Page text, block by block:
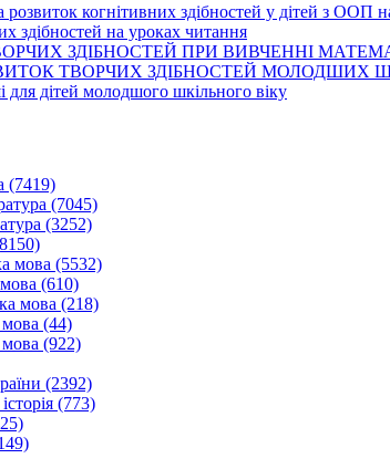
когнітивних здібностей у дітей з ООП
здібностей на уроках читання
ЗДІБНОСТЕЙ ПРИ ВИВЧЕННІ
ТВОРЧИХ ЗДІБНОСТЕЙ МОЛОДШИХ
для дітей молодшого шкільного віку
(7419)
(7045)
(3252)
мова (5532)
(610)
мова (218)
мова (44)
мова (922)
(2392)
(773)